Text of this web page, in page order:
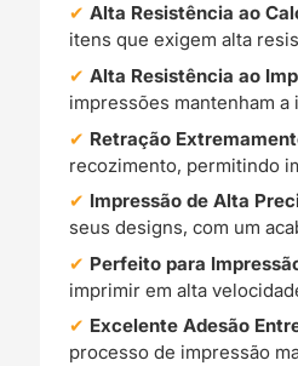
Alta Resistência ao
itens que exigem alta
Alta Resistência ao
impressões mantenham
Retração
recozimento, permitindo
Impressão de Alta
seus designs, com um
Perfeito para
imprimir em alta
Excelente Adesão
processo de impressão